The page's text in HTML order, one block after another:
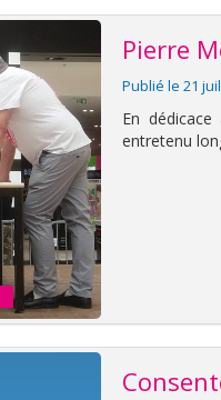
Pierre
Publié le 21
En
entretenu